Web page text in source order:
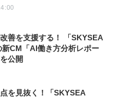
善を支援する！ 「SKYSEA
CM「AI働き方分析レポー
公開
を見抜く！「SKYSEA